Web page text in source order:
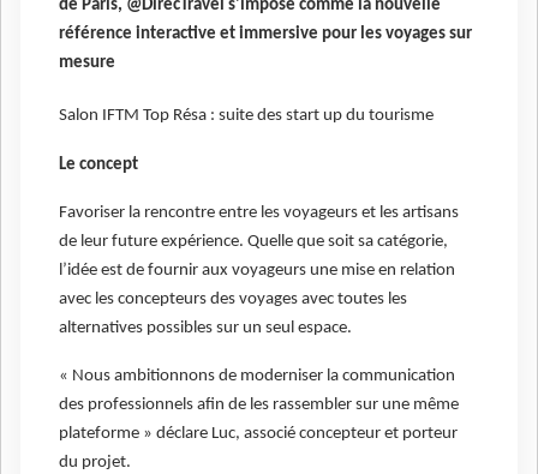
de Paris, @DirecTravel s'impose comme la nouvelle
référence interactive et immersive pour les voyages sur
mesure
Salon IFTM Top Résa : suite des start up du tourisme
Le concept
Favoriser la rencontre entre les voyageurs et les artisans
de leur future expérience. Quelle que soit sa catégorie,
l’idée est de fournir aux voyageurs une mise en relation
avec les concepteurs des voyages avec toutes les
alternatives possibles sur un seul espace.
« Nous ambitionnons de moderniser la communication
des professionnels afin de les rassembler sur une même
plateforme » déclare Luc, associé concepteur et porteur
du projet.